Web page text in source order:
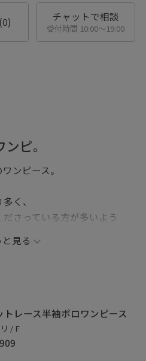
(0) チャットで相談
受付時間 10:00〜19:00
ピ。
ンピース。
く、
さっている方が多いよう
トはそのままに、
く快適に着られる素材にア
、着心地が楽チンなのもそ
見る
トレース半袖ポロワンピース
/ F